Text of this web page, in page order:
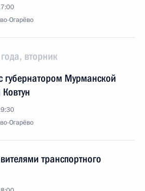
Огарёво
вторник
губернатором Мурманской
Огарёво
транспортного